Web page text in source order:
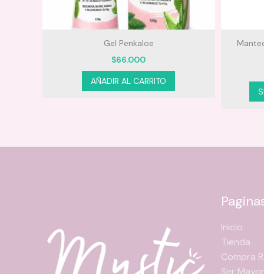
PROSA
Gel Penkaloe
$66.000
AÑADIR AL CARRITO
Inicio
Tienda
Compra